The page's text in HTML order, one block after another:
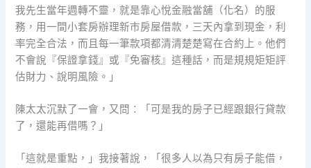
我先生當年週轉不靈，就是靠心悅金融當舖（化名）的服
務，用一間小套房辦理新市房屋借款，三天內拿到現金，利
率完全合法，而且每一筆款項都清清楚楚寫在合約上。他們
不會說『保證拿錢』或『免審核』這種話，而是規規矩矩評
估財力、說明風險。」
陳太太沉默了一會，又問：「可是我的房子已經跟銀行貸款
了，還能再借嗎？」
「這就是重點，」我接著說，「很多人以為只有房子能借，